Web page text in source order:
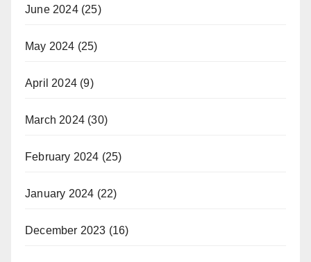
June 2024(25)
May 2024 (25)
April 2024 (9)
March 2024 (30)
February 2024 (25)
January 2024 (22)
December 2023 (16)